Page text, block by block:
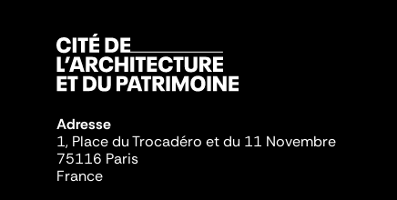
Adresse
1, Place du Trocadéro et du 11 Novembre
75116 Paris
France